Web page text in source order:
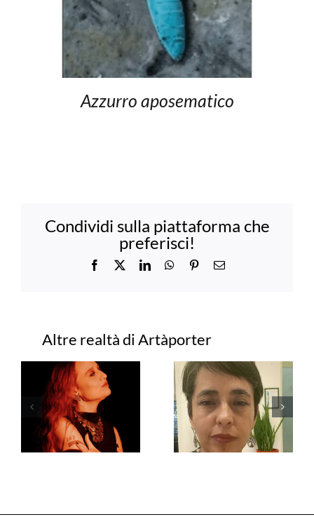
Azzurro aposematico
Condividi sulla piattaforma che
preferisci!
Facebook LinkedInWhatsApp
PinterestEmail
Progetti correlati